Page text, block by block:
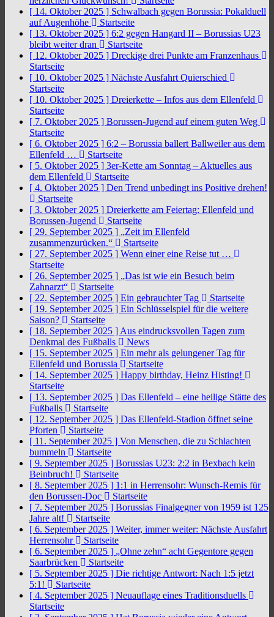
[ 14. Oktober 2025 ] Schwalbach gegen Borussia: Pokalduell
auf Augenhöhe
Startseite
[ 13. Oktober 2025 ] 6:2 gegen Hangard II – Borussias U23
bleibt weiter dran
Startseite
[ 12. Oktober 2025 ] Dreckige drei Punkte am Franzenhaus
Startseite
[ 10. Oktober 2025 ] Nächste Ausfahrt Quierschied
Startseite
[ 10. Oktober 2025 ] Dreierkette – Infos aus dem Ellenfeld
Startseite
[ 7. Oktober 2025 ] Borussen-Jugend auf einem guten Weg
Startseite
[ 6. Oktober 2025 ] 6:2 – Borussia ballert Ballweiler aus dem
Ellenfeld …
Startseite
[ 5. Oktober 2025 ] 3er-Kette am Sonntag – Aktuelles aus
dem Ellenfeld
Startseite
[ 4. Oktober 2025 ] Den Trend unbedingt ins Positive drehen!
Startseite
[ 3. Oktober 2025 ] Dreierkette am Feiertag: Ellenfeld und
Borussen-Jugend
Startseite
[ 29. September 2025 ] „Zeit im Ellenfeld
zusammenzurücken.“
Startseite
[ 27. September 2025 ] Wenn einer eine Reise tut …
Startseite
[ 26. September 2025 ] „Das ist wie ein Besuch beim
Zahnarzt“
Startseite
[ 22. September 2025 ] Ein gebrauchter Tag
Startseite
[ 19. September 2025 ] Ein Schlüsselspiel für die weitere
Saison?
Startseite
[ 18. September 2025 ] Aus eindrucksvollen Tagen zum
Denkmal des Fußballs
News
[ 15. September 2025 ] Ein mehr als gelungener Tag für
Ellenfeld und Borussia
Startseite
[ 14. September 2025 ] Happy birthday, Heinz Histing!
Startseite
[ 13. September 2025 ] Das Ellenfeld – eine heilige Stätte des
Fußballs
Startseite
[ 12. September 2025 ] Das Ellenfeld-Stadion öffnet seine
Pforten
Startseite
[ 11. September 2025 ] Von Menschen, die zu Schlachten
bummeln
Startseite
[ 9. September 2025 ] Borussias U23: 2:2 in Bexbach kein
Beinbruch!
Startseite
[ 8. September 2025 ] 1:1 in Herrensohr: Wunsch-Remis für
den Borussen-Doc
Startseite
[ 7. September 2025 ] Borussias Finalgegner von 1959 ist 125
Jahre alt!
Startseite
[ 6. September 2025 ] Weiter, immer weiter: Nächste Ausfahrt
Herrensohr
Startseite
[ 6. September 2025 ] „Ohne zehn“ acht Gegentore gegen
Saarbrücken
Startseite
[ 5. September 2025 ] Die richtige Antwort: Nach 1:5 jetzt
5:1!
Startseite
[ 4. September 2025 ] Neuauflage eines Traditionsduells
Startseite